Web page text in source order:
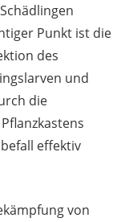
Punkt ist die
des
und
die
effektiv
von